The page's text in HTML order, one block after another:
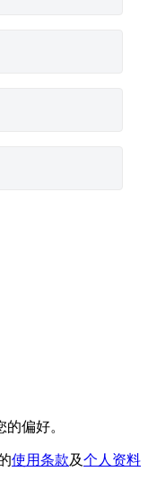
的偏好。
使用条款及个人资料